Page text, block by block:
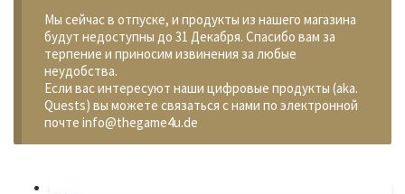
Мы сейчас в отпуске, и продукты из нашего магазина
будут недоступны до 31 Декабря. Спасибо вам за
терпение и приносим извинения за любые
неудобства.
Если вас интересуют наши цифровые продукты (aka.
Quests) вы можете связаться с нами по электронной
почте info@thegame4u.de